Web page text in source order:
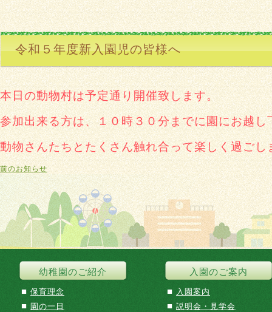
令和５年度新入園児の皆様へ
本日の動物村は予定通り開催致します。
参加出来る方は、１０時３０分までに園にお越し
動物さんたちとたくさん触れ合って楽しく過ごし
前のお知らせ
幼稚園のご紹介
■ 保育理念
■ 園の一日
入園のご案内
■ 入園案内
■ 説明会・見学会